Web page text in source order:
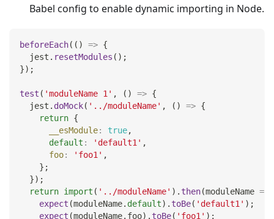
Babel config to enable dynamic importing in Node.
beforeEach( ( ) => {
  jest
. resetModules ( ) ;
}) ;
test ( 'moduleName 1' , ( ) => {
  jest
. doMock( '../moduleName' , ( ) => {
return {
__esModule: true,
default : 'default1' ,
foo: 'foo1' ,
} ;
}) ;
return import ( '../moduleName' ) . then(moduleName =>
expect (moduleName. default) . toBe( 'default1' ) ;
expect (moduleName. foo) . toBe( 'foo1' ) ;